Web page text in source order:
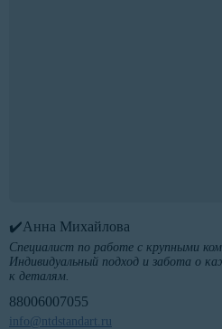
✔️Анна Михайлова
Специалист по работе с крупными
Индивидуальный подход и забота о
к деталям.
88006007055
info@ntdstandart.ru